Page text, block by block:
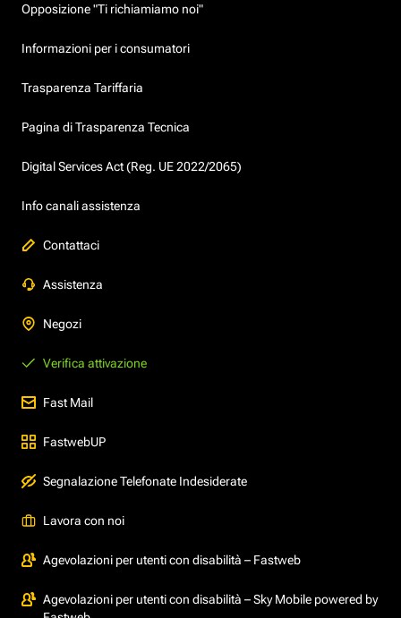
Opposizione "Ti richiamiamo noi"
Informazioni per i consumatori
Trasparenza Tariffaria
Pagina di Trasparenza Tecnica
Digital Services Act (Reg. UE 2022/2065)
Info canali assistenza
Contattaci
Assistenza
Negozi
Verifica attivazione
Fast Mail
FastwebUP
Segnalazione Telefonate Indesiderate
Lavora con noi
Agevolazioni per utenti con disabilità – Fastweb
Agevolazioni per utenti con disabilità – Sky Mobile powered by